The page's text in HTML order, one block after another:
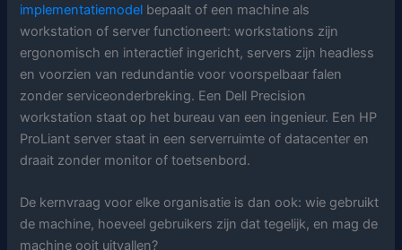
implementatiemodel bepaalt of een machine als
workstation of server functioneert: workstations zijn
ergonomisch en interactief ingericht, servers zijn headless
en voorzien van redundantie voor voorspelbaar falen
zonder serviceonderbreking. Een Dell Precision
workstation staat op het bureau van een ingenieur. Een HP
ProLiant server staat in een serverruimte of datacenter en
draait zonder monitor of toetsenbord.
De kernvraag voor elke organisatie is dan ook: wie gebruikt
de machine, hoeveel gebruikers zijn dat tegelijk, en mag de
machine ooit uitvallen?